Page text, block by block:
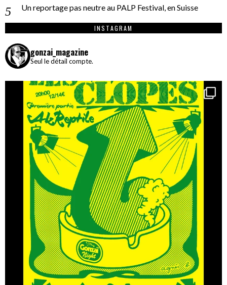
Un reportage pas neutre au PALP Festival, en Suisse
INSTAGRAM
gonzai_magazine
Seul le détail compte.